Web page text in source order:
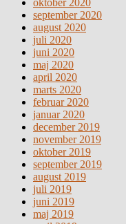
september 2020
august 2020
juli 2020
juni 2020
maj 2020
april 2020
marts 2020
februar 2020
januar 2020
december 2019
november 2019
oktober 2019
september 2019
august 2019
juli 2019
juni 2019
maj 2019